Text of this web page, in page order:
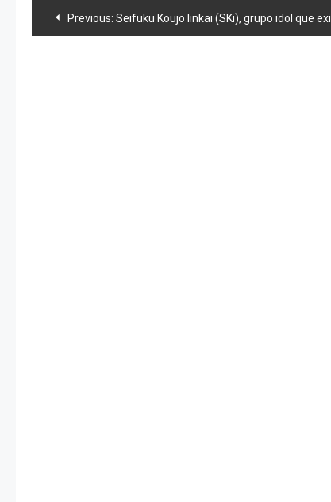
Navegación
Previous: Seifuku Koujo Iinkai (SKi), grupo idol que exige el derrocamiento del gobierno de Shinzo Abe